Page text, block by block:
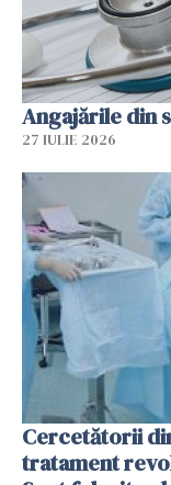
Angajările din
27 IULIE 2026
Cercetătorii
tratament